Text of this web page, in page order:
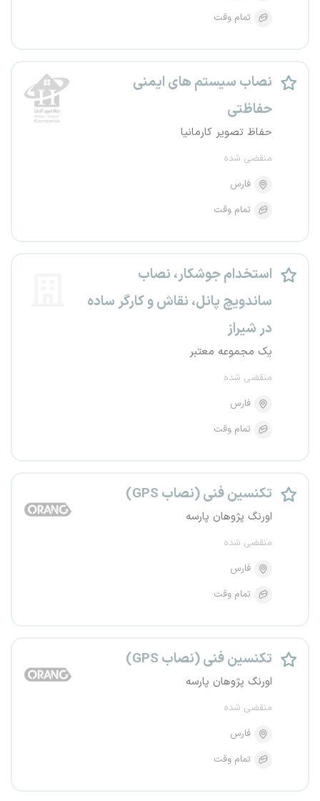
تمام وقت
نصاب سیستم های ایمنی
حفاظتی
حفاظ تصویر کارمانیا
منقضی شده
فارس
تمام وقت
استخدام جوشکار، نصاب
ساندویچ پانل، نقاش و کارگر ساده
در شیراز
یک مجموعه معتبر
منقضی شده
فارس
تمام وقت
تکنسین فنی (نصاب GPS)
اورنگ پژوهان پارسه
منقضی شده
فارس
تمام وقت
تکنسین فنی (نصاب GPS)
اورنگ پژوهان پارسه
منقضی شده
فارس
تمام وقت